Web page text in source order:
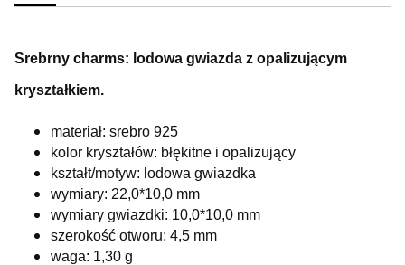
Srebrny charms: lodowa gwiazda z opalizującym
kryształkiem.
materiał: srebro 925
kolor kryształów: błękitne i opalizujący
kształt/motyw: lodowa gwiazdka
wymiary: 22,0*10,0 mm
wymiary gwiazdki: 10,0*10,0 mm
szerokość otworu: 4,5 mm
waga: 1,30 g